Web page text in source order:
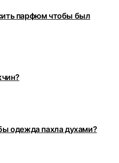
парфюм чтобы был
одежда пахла духами?